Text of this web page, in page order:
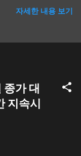
과 혼문`은 어쨌든 `
살펴볼 필요가 있
단어를 사람들이
몬 헌터스 (케데헌 /
이다. 애니메이션
`의 의미는 명확하
저, 자신이 최소 1번
것이고, 사용하지
크린샷 Shift + 윈도
단축키 윈도우에서
단축키는 ` Shift +
캡쳐하는 목적이야
다를 뿐이지만, 엑셀
로그램이다. 웹,
지만 말이다. 구글
성하다보면 엑셀과
높이를 수정하는 것
엑셀과 사용법이
자세한 내용 보기
가 대
지속시